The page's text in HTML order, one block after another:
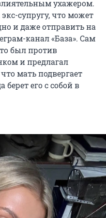
ухажером.
супругу, что может
и даже отправить на
канал «База». Сам
был против
и предлагал
мать подвергает
берет его с собой в